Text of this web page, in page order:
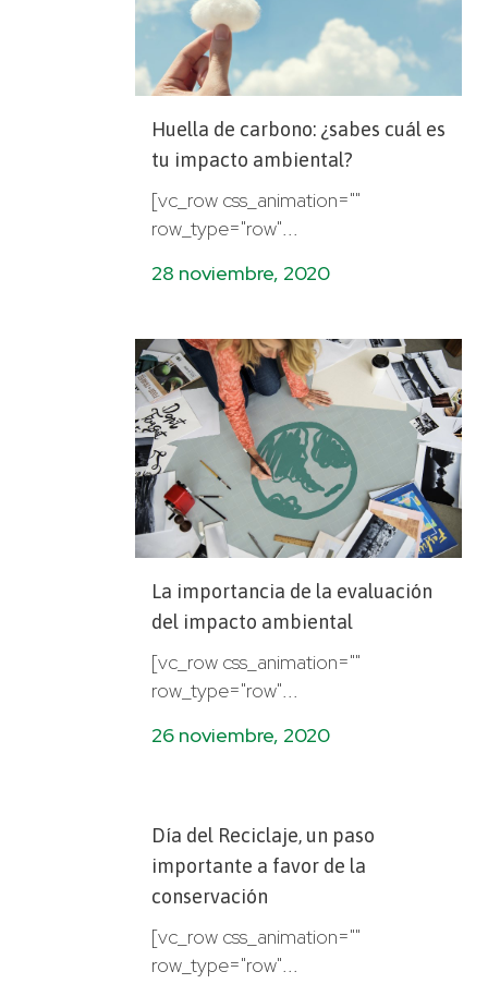
Huella de carbono: ¿sabes cuál es
tu impacto ambiental?
[vc_row css_animation=""
row_type="row"...
28 noviembre, 2020
La importancia de la evaluación
del impacto ambiental
[vc_row css_animation=""
row_type="row"...
26 noviembre, 2020
Día del Reciclaje, un paso
importante a favor de la
conservación
[vc_row css_animation=""
row_type="row"...